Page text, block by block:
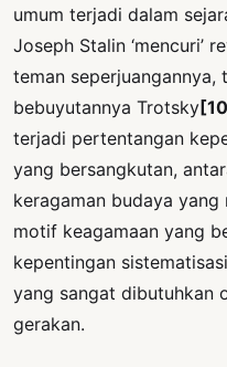
umum terjadi dalam
Joseph Stalin ‘mencuri’
teman seperjuangannya,
bebuyutannya Trotsky
terjadi pertentangan
yang bersangkutan,
keragaman budaya
motif keagamaan yang
kepentingan
yang sangat dibutuhkan
gerakan.